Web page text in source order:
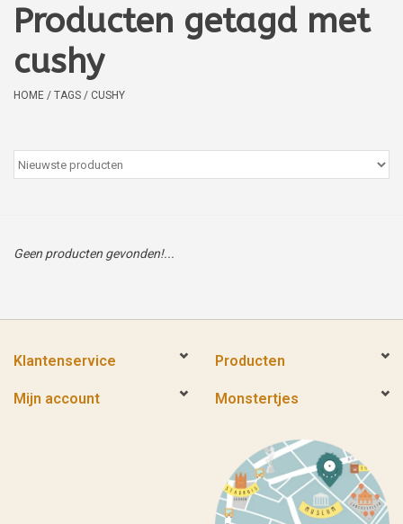
Verzorging
Boekjes
kaartjes
Sales
Merken
Producten getagd met
cushy
HOME / TAGS / CUSHY
Geen producten gevonden!...
Klantenservice Producten
Mijn account Monstertjes